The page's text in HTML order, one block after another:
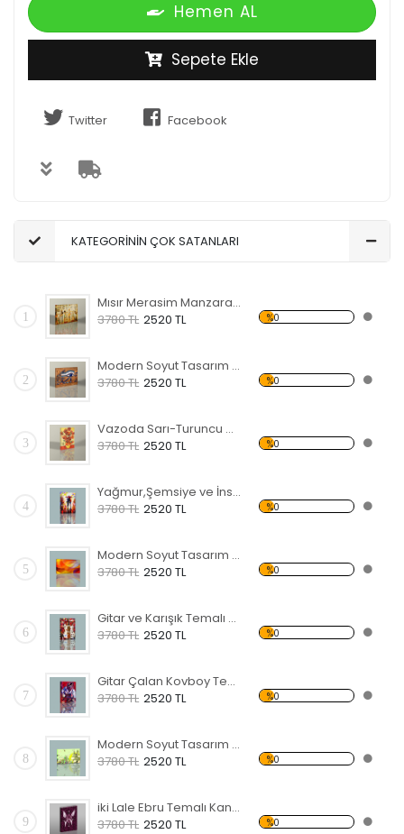
Hemen AL
Sepete Ekle
Twitter Facebook
KATEGORİNİN ÇOK SATANLARI
1
Mısır Merasim Manzaralı Kanvas Tablo
3780 TL 2520 TL %0
2
Modern Soyut Tasarım 37 Kanvas Tablo
3780 TL 2520 TL %0
3
Vazoda Sarı-Turuncu Çiçekler Kanvas Tablo
3780 TL 2520 TL %0
4
Yağmur,Şemsiye ve İnsanlar Kanvas Tablo
3780 TL 2520 TL %0
5
Modern Soyut Tasarım 36 Kanvas Tablo
3780 TL 2520 TL %0
6
Gitar ve Karışık Temalı Kanvas Tablo
3780 TL 2520 TL %0
7
Gitar Çalan Kovboy Temalı Kanvas Tablo
3780 TL 2520 TL %0
8
Modern Soyut Tasarım 42 Kanvas Tablo
3780 TL 2520 TL %0
9
iki Lale Ebru Temalı Kanvas Tablo
3780 TL 2520 TL %0